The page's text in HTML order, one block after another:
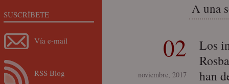
A una
02
noviembre, 2017
Los
han
SUSCRÍBETE
Vía e-mail
RSS Blog